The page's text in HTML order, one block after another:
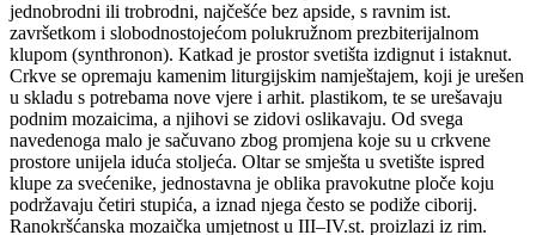
jednobrodni ili trobrodni, najčešće bez apside, s ravnim ist.
završetkom i slobodnostojećom polukružnom prezbiterijalnom
klupom (synthronon). Katkad je prostor svetišta izdignut i istaknut.
Crkve se opremaju kamenim liturgijskim namještajem, koji je urešen
u skladu s potrebama nove vjere i arhit. plastikom, te se urešavaju
podnim mozaicima, a njihovi se zidovi oslikavaju. Od svega
navedenoga malo je sačuvano zbog promjena koje su u crkvene
prostore unijela iduća stoljeća. Oltar se smješta u svetište ispred
klupe za svećenike, jednostavna je oblika pravokutne ploče koju
podržavaju četiri stupića, a iznad njega često se podiže ciborij.
Ranokršćanska mozaička umjetnost u III–IV.st. proizlazi iz rim.